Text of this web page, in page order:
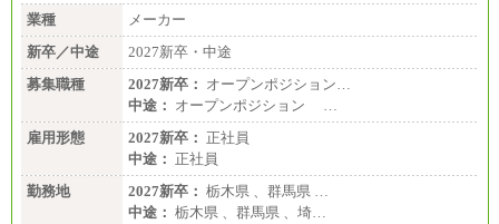
業種
メーカー
新卒／中途
2027新卒・中途
募集職種
2027新卒： オープンポジション…
中途： オープンポジション …
雇用形態
2027新卒： 正社員
中途： 正社員
勤務地
2027新卒： 栃木県 、群馬県 …
中途： 栃木県 、群馬県 、埼…